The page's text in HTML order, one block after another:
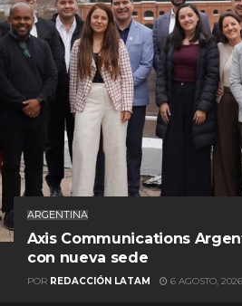
ARGENTINA
Axis Communications
con nueva sede
POR REDACCIÓN LATAM 6 AGOSTO, 2026